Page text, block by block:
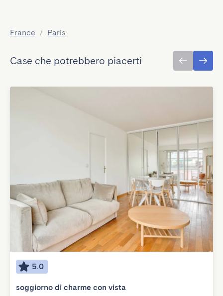
France / Paris
Case che potrebbero piacerti
5.0
soggiorno di charme con vista